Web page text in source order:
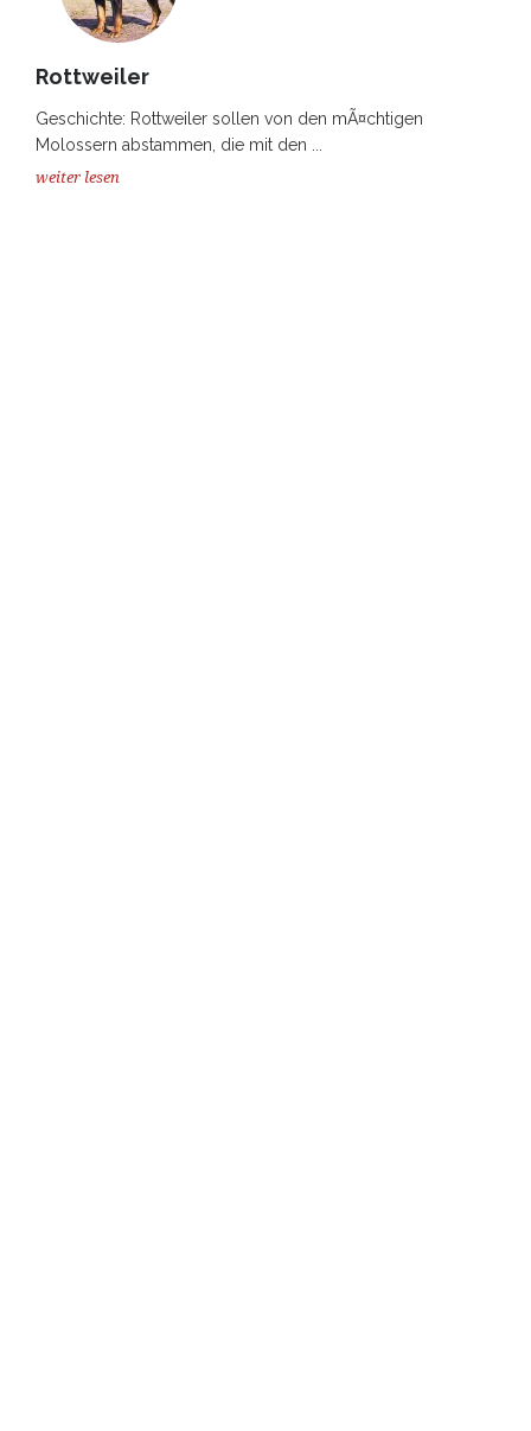
Rottweiler
Geschichte: Rottweiler sollen von den mÃ¤chtigen
Molossern abstammen, die mit den ...
weiter lesen